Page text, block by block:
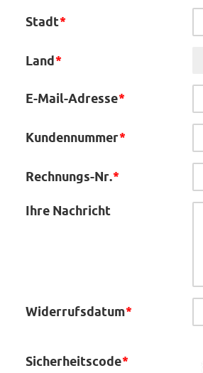
Stadt*
Land*
E-Mail-Adresse*
Kundennummer*
Rechnungs-Nr.*
Ihre Nachricht
Widerrufsdatum*
Sicherheitscode*